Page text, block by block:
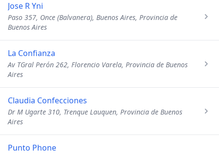
Jose R Yni
Paso 357, Once (Balvanera), Buenos Aires, Provincia de
Buenos Aires
La Confianza
Av TGral Perón 262, Florencio Varela, Provincia de Buenos
Aires
Claudia Confecciones
Dr M Ugarte 310, Trenque Lauquen, Provincia de Buenos
Aires
Punto Phone